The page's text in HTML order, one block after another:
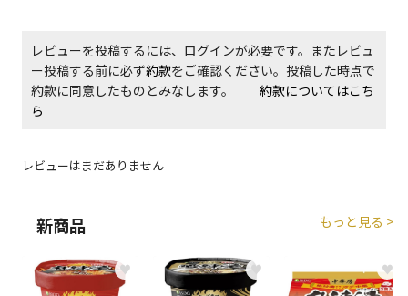
レビューを投稿するには、ログインが必要です。またレビュ
ー投稿する前に必ず約款をご確認ください。投稿した時点で
約款に同意したものとみなします。 約款についてはこち
ら
レビューはまだありません
新商品 もっと見る >
♥ ♥ ♥